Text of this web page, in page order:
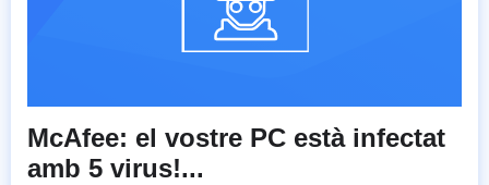
McAfee: el vostre PC està infectat
amb 5 virus!...